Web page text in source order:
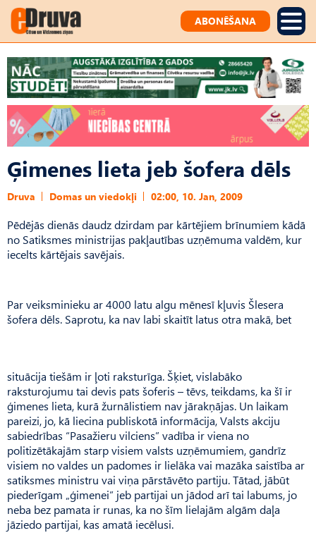
ABONĒŠANA
Ģimenes lieta jeb šofera dēls
Druva Domas un viedokļi 02:00, 10. Jan, 2009
Pēdējās dienās daudz dzirdam par kārtējiem brīnumiem kādā
no Satiksmes ministrijas pakļautības uzņēmuma valdēm, kur
iecelts kārtējais savējais.
Par veiksminieku ar 4000 latu algu mēnesī kļuvis Šlesera
šofera dēls. Saprotu, ka nav labi skaitīt latus otra makā, bet
situācija tiešām ir ļoti raksturīga. Šķiet, vislabāko
raksturojumu tai devis pats šoferis – tēvs, teikdams, ka šī ir
ģimenes lieta, kurā žurnālistiem nav jārakņājas. Un laikam
pareizi, jo, kā liecina publiskotā informācija, Valsts akciju
sabiedrības “Pasažieru vilciens” vadība ir viena no
politizētākajām starp visiem valsts uzņēmumiem, gandrīz
visiem no valdes un padomes ir lielāka vai mazāka saistība ar
satiksmes ministru vai viņa pārstāvēto partiju. Tātad, jābūt
piederīgam „ģimenei” jeb partijai un jādod arī tai labums, jo
neba bez pamata ir runas, ka no šīm lielajām algām daļa
jāziedo partijai, kas amatā iecēlusi.